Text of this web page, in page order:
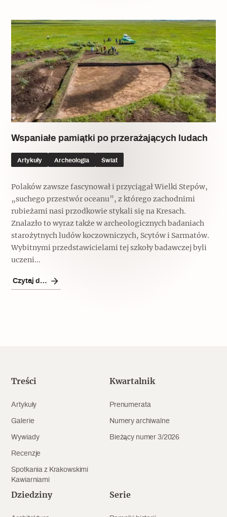
Wspaniałe pamiątki po przerażających ludach
Artykuły Archeologia Świat
Polaków zawsze fascynował i przyciągał Wielki Stepów,
„suchego przestwór oceanu”, z którego zachodnimi
rubieżami nasi przodkowie stykali się na Kresach.
Znalazło to wyraz także w archeologicznych badaniach
starożytnych ludów koczowniczych, Scytów i Sarmatów.
Wybitnymi przedstawicielami tej szkoły badawczej byli
uczeni...
Czytaj dalej
Treści
Artykuły
Galerie
Wywiady
Recenzje
Spotkania z Krakowskimi
Kawiarniami
Kwartalnik
Prenumerata
Numery archiwalne
Bieżący numer 3/2026
Dziedziny Serie